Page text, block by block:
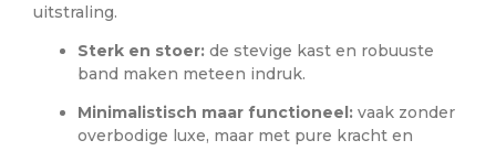
uitstraling.
Sterk en stoer: de stevige kast en robuuste
band maken meteen indruk.
Minimalistisch maar functioneel: vaak zonder
overbodige luxe, maar met pure kracht en